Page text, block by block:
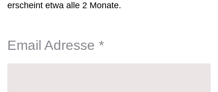
erscheint etwa alle 2 Monate.
Email Adresse *